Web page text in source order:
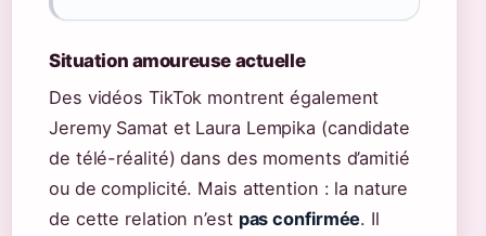
Situation amoureuse actuelle
Des vidéos TikTok montrent également
Jeremy Samat et Laura Lempika (candidate
de télé-réalité) dans des moments d’amitié
ou de complicité. Mais attention : la nature
de cette relation n’est pas confirmée. Il